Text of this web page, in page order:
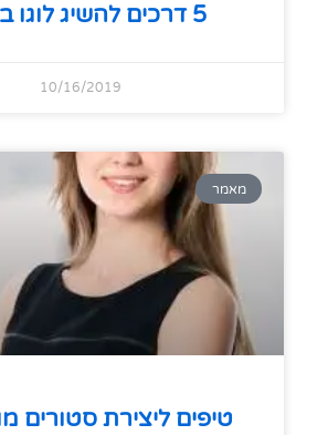
5 דרכים להשיג לוגו בחינם
10/16/2019
מאמר
טיפים ליצירת סטורים